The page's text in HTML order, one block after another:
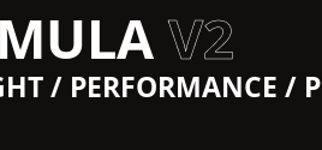
V2
/ PERFORMANCE /